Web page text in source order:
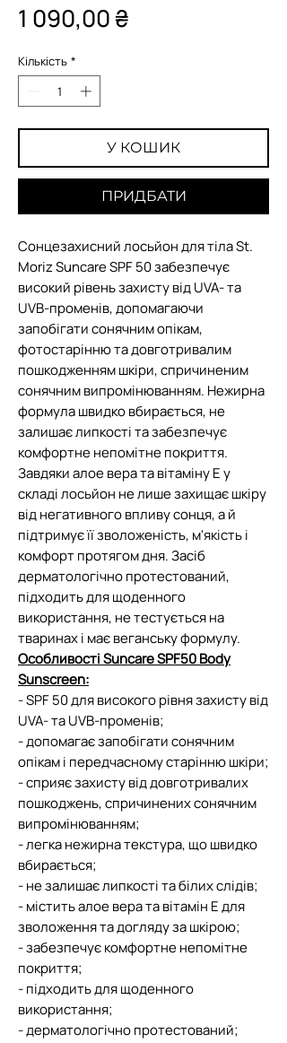
1 090,00 ₴
Кількість *
У КОШИК
ПРИДБАТИ
Сонцезахисний лосьйон для тіла St.
Moriz Suncare SPF 50 забезпечує
високий рівень захисту від UVA- та
UVB-променів, допомагаючи
запобігати сонячним опікам,
фотостарінню та довготривалим
пошкодженням шкіри, спричиненим
сонячним випромінюванням. Нежирна
формула швидко вбирається, не
залишає липкості та забезпечує
комфортне непомітне покриття.
Завдяки алое вера та вітаміну Е у
складі лосьйон не лише захищає шкіру
від негативного впливу сонця, а й
підтримує її зволоженість, м'якість і
комфорт протягом дня. Засіб
дерматологічно протестований,
підходить для щоденного
використання, не тестується на
тваринах і має веганську формулу.
Особливості Suncare SPF50 Body
Sunscreen:
- SPF 50 для високого рівня захисту від
UVA- та UVB-променів;
- допомагає запобігати сонячним
опікам і передчасному старінню шкіри;
- сприяє захисту від довготривалих
пошкоджень, спричинених сонячним
випромінюванням;
- легка нежирна текстура, що швидко
вбирається;
- не залишає липкості та білих слідів;
- містить алое вера та вітамін Е для
зволоження та догляду за шкірою;
- забезпечує комфортне непомітне
покриття;
- підходить для щоденного
використання;
- дерматологічно протестований;